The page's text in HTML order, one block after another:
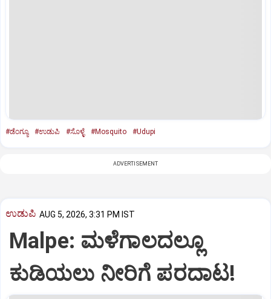
#ಡೆಂಗ್ಯೂ #ಉಡುಪಿ #ಸೊಳ್ಳೆ #Mosquito #Udupi
ADVERTISEMENT
ಉಡುಪಿ AUG 5, 2026, 3:31 PM IST
Malpe: ಮಳೆಗಾಲದಲ್ಲೂ
ಕುಡಿಯಲು ನೀರಿಗೆ ಪರದಾಟ!